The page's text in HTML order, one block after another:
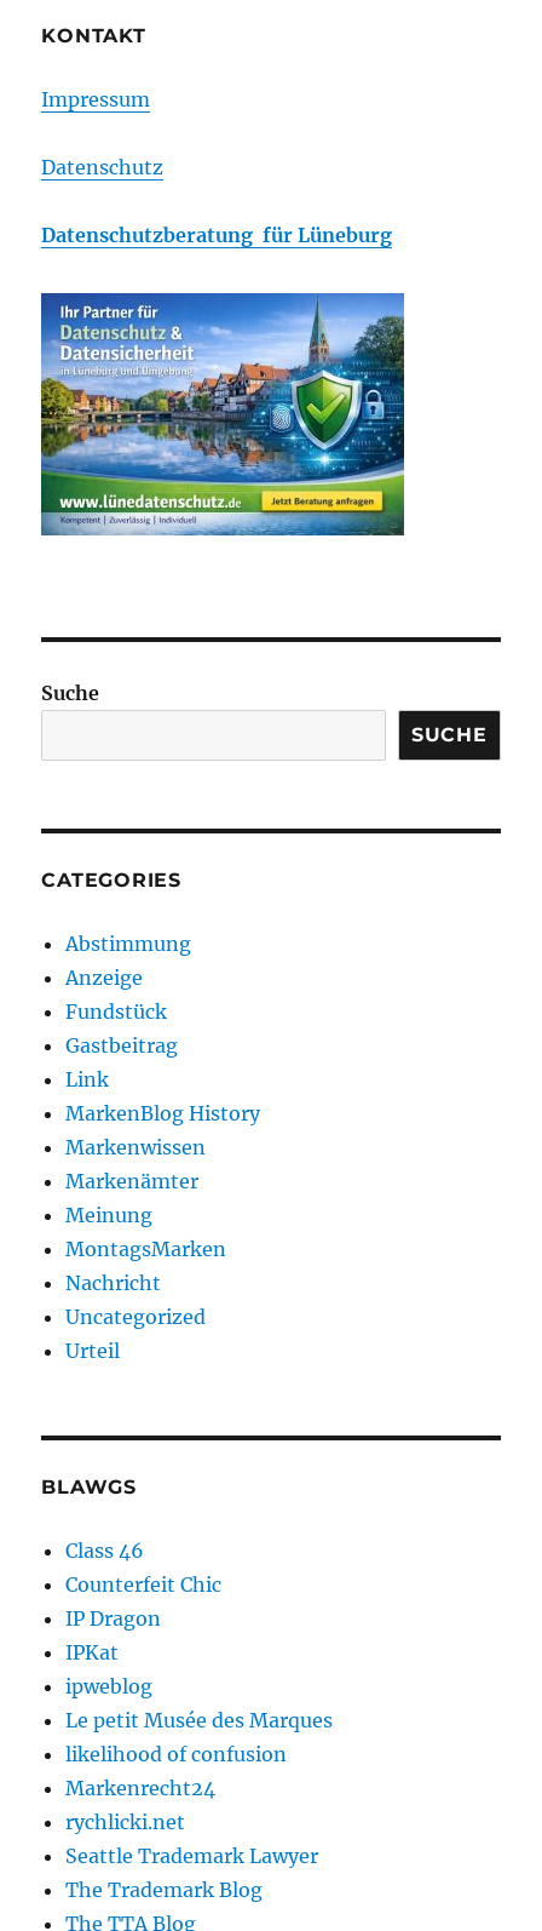
KONTAKT
Impressum
Datenschutz
Datenschutzberatung für Lüneburg
Suche
SUCHE
CATEGORIES
Abstimmung
Anzeige
Fundstück
Gastbeitrag
Link
MarkenBlog History
Markenwissen
Markenämter
Meinung
MontagsMarken
Nachricht
Uncategorized
Urteil
BLAWGS
Class 46
Counterfeit Chic
IP Dragon
IPKat
ipweblog
Le petit Musée des Marques
likelihood of confusion
Markenrecht24
rychlicki.net
Seattle Trademark Lawyer
The Trademark Blog
The TTA Blog